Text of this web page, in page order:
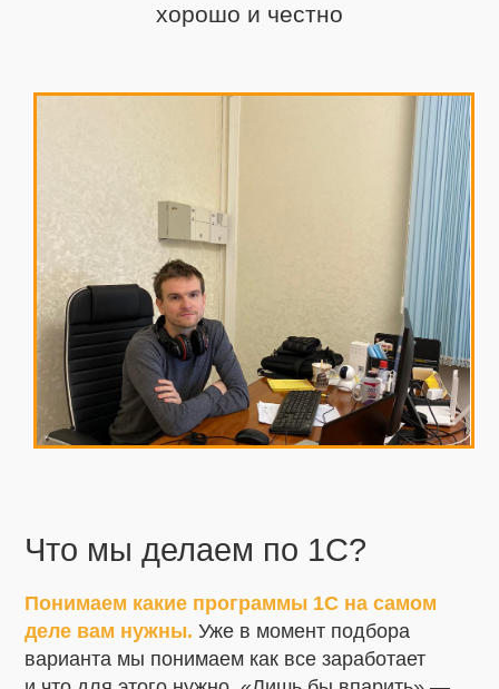
хорошо и честно
Что мы делаем по 1С?
Понимаем какие программы 1С на самом
деле вам нужны. Уже в момент подбора
варианта мы понимаем как все заработает